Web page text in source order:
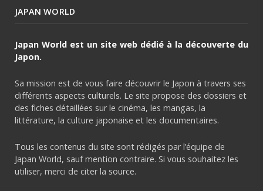
JAPAN WORLD
Japan World est un site web dédié à la découverte du
Japon.
Sa mission est de vous faire découvrir le Japon à travers ses
différents aspects culturels. Le site propose des dossiers et
des fiches détaillées sur le cinéma, les mangas, la
littérature, la culture japonaise et les documentaires.
Tous les contenus du site sont rédigés par l’équipe de
Japan World, sauf mention contraire. Si vous souhaitez les
utiliser, merci de citer la source.